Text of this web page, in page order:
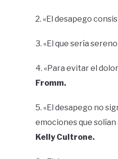
2. «El desapego
3. «El que sería
4. «Para evitar el
Fromm.
5. «El desapego no
emociones que
Kelly Cultrone.